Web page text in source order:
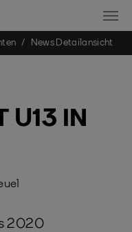
News Detailansicht
U13 IN
2020